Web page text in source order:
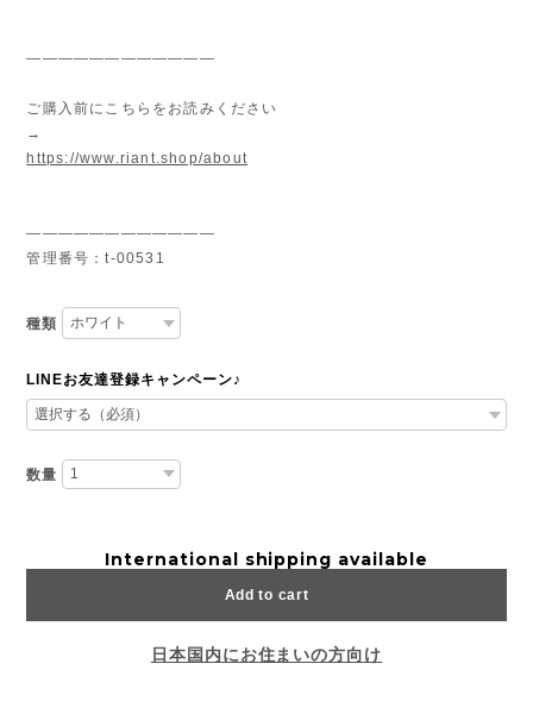
————————————
ご購入前にこちらをお読みください
→
https://www.riant.shop/about
————————————
管理番号：t-00531
種類
LINEお友達登録キャンペーン♪
数量
International shipping available
Add to cart
日本国内にお住まいの方向け